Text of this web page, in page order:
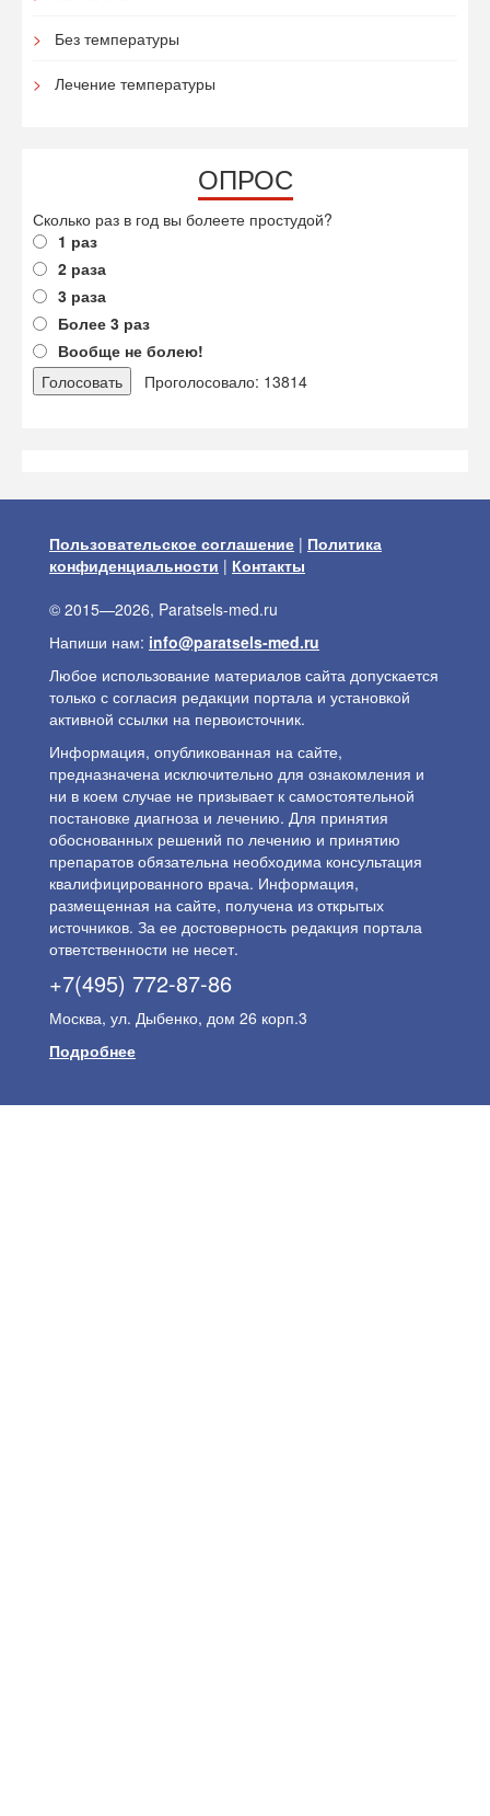
Без температуры
Лечение температуры
ОПРОС
Сколько раз в год вы болеете простудой?
1 раз
2 раза
3 раза
Более 3 раз
Вообще не болею!
Проголосовало: 13814
Пользовательское соглашение | Политика
конфиденциальности | Контакты
© 2015—2026, Paratsels-med.ru
Напиши нам: info@paratsels-med.ru
Любое использование материалов сайта допускается
только с согласия редакции портала и установкой
активной ссылки на первоисточник.
Информация, опубликованная на сайте,
предназначена исключительно для ознакомления и
ни в коем случае не призывает к самостоятельной
постановке диагноза и лечению. Для принятия
обоснованных решений по лечению и принятию
препаратов обязательна необходима консультация
квалифицированного врача. Информация,
размещенная на сайте, получена из открытых
источников. За ее достоверность редакция портала
ответственности не несет.
+7(495) 772-87-86
Москва, ул. Дыбенко, дом 26 корп.3
Подробнее